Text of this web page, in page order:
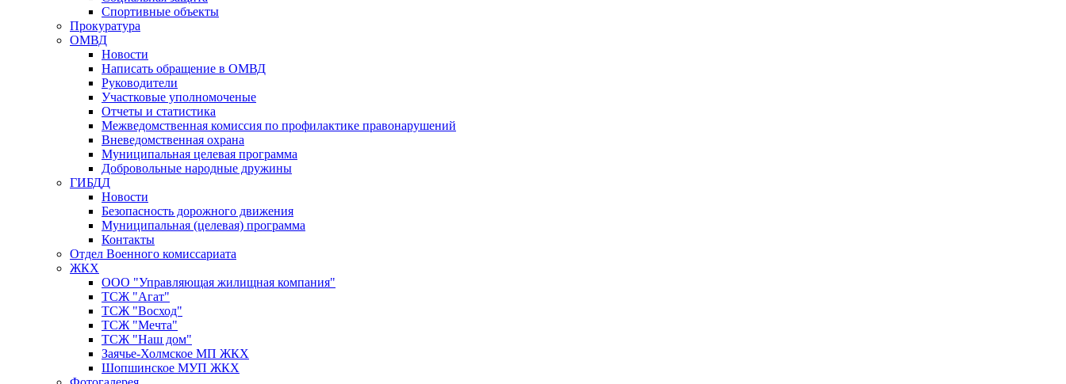
Спортивные объекты
Прокуратура
ОМВД
Новости
Написать обращение в ОМВД
Руководители
Участковые уполномоченые
Отчеты и статистика
Межведомственная комиссия по профилактике правонарушений
Вневедомственная охрана
Муниципальная целевая программа
Добровольные народные дружины
ГИБДД
Новости
Безопасность дорожного движения
Муниципальная (целевая) программа
Контакты
Отдел Военного комиссариата
ЖКХ
ООО "Управляющая жилищная компания"
ТСЖ "Агат"
ТСЖ "Восход"
ТСЖ "Мечта"
ТСЖ "Наш дом"
Заячье-Холмское МП ЖКХ
Шопшинское МУП ЖКХ